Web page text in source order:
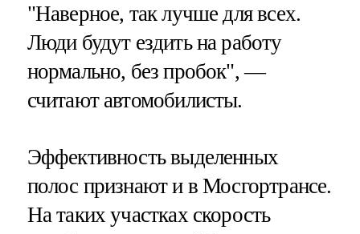
"Наверное, так лучше для всех.
Люди будут ездить на работу
нормально, без пробок", —
считают автомобилисты.
Эффективность выделенных
полос признают и в Мосгортрансе.
На таких участках скорость